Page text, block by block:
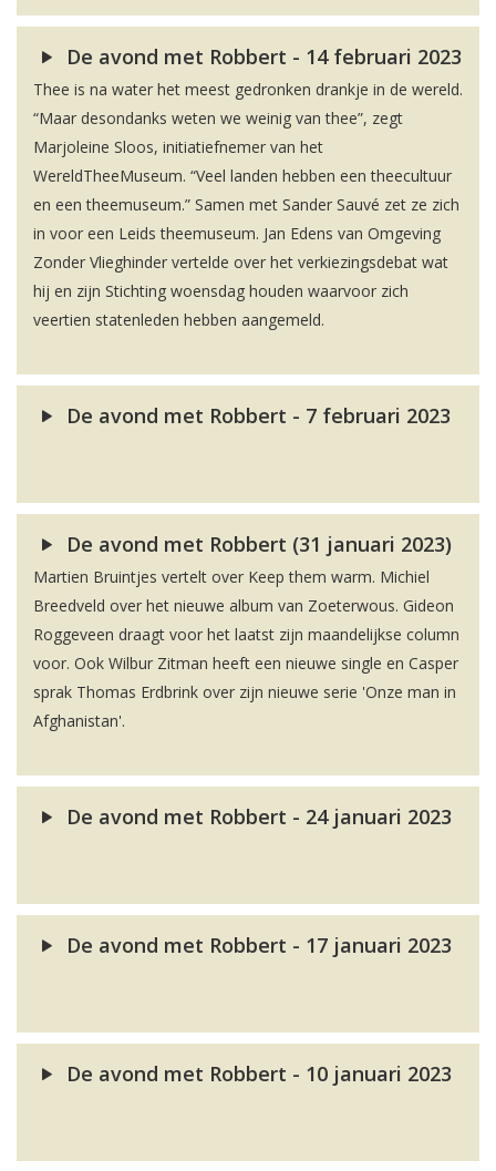
De avond met Robbert - 14 februari 2023
Thee is na water het meest gedronken drankje in de wereld.
“Maar desondanks weten we weinig van thee”, zegt
Marjoleine Sloos, initiatiefnemer van het
WereldTheeMuseum. “Veel landen hebben een theecultuur
en een theemuseum.” Samen met Sander Sauvé zet ze zich
in voor een Leids theemuseum. Jan Edens van Omgeving
Zonder Vlieghinder vertelde over het verkiezingsdebat wat
hij en zijn Stichting woensdag houden waarvoor zich
veertien statenleden hebben aangemeld.
De avond met Robbert - 7 februari 2023
De avond met Robbert (31 januari 2023)
Martien Bruintjes vertelt over Keep them warm. Michiel
Breedveld over het nieuwe album van Zoeterwous. Gideon
Roggeveen draagt voor het laatst zijn maandelijkse column
voor. Ook Wilbur Zitman heeft een nieuwe single en Casper
sprak Thomas Erdbrink over zijn nieuwe serie 'Onze man in
Afghanistan'.
De avond met Robbert - 24 januari 2023
De avond met Robbert - 17 januari 2023
De avond met Robbert - 10 januari 2023